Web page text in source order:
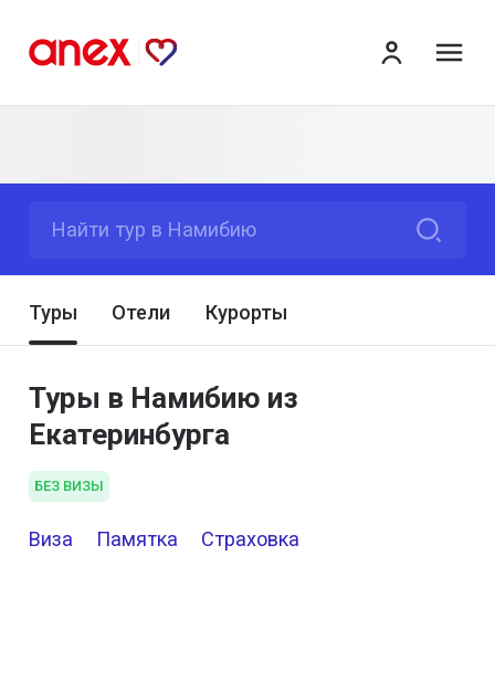
Найти тур в Намибию
Туры Отели Курорты
Туры в Намибию из
Екатеринбурга
БЕЗ ВИЗЫ
Виза Памятка Страховка